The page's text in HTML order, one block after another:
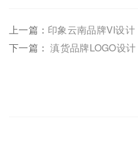
上一篇： 印象云南品牌VI设计
下一篇：滇货品牌LOGO设计